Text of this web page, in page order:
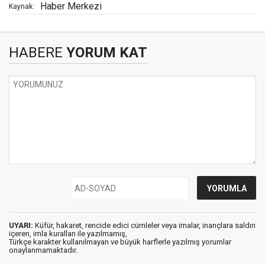
Kaynak: Haber Merkezi
HABERE YORUM KAT
UYARI: Küfür, hakaret, rencide edici cümleler veya imalar, inançlara saldırı
içeren, imla kuralları ile yazılmamış,
Türkçe karakter kullanılmayan ve büyük harflerle yazılmış yorumlar
onaylanmamaktadır.